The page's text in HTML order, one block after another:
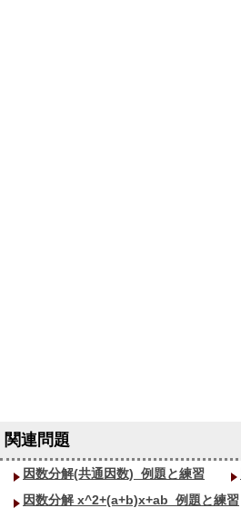
因数分解(共通因数)_ 例題と練習
因数分解 x^2+(a+b)x+ab_ 例題と練習